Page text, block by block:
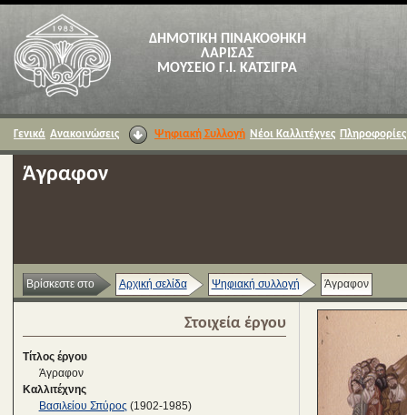
ΔΗΜΟΤΙΚΗ ΠΙΝΑΚΟΘΗΚΗ
ΛΑΡΙΣΑΣ
ΜΟΥΣΕΙΟ Γ.Ι. ΚΑΤΣΙΓΡΑ
Γενικά Ανακοινώσεις Ψηφιακή Συλλογή Νέοι Καλλιτέχνες Πληροφορίες
Άγραφον
Βρίσκεστε στο Αρχική σελίδα Ψηφιακή συλλογή Άγραφον
Στοιχεία έργου
Τίτλος έργου
Άγραφον
Καλλιτέχνης
Βασιλείου Σπύρος (1902-1985)